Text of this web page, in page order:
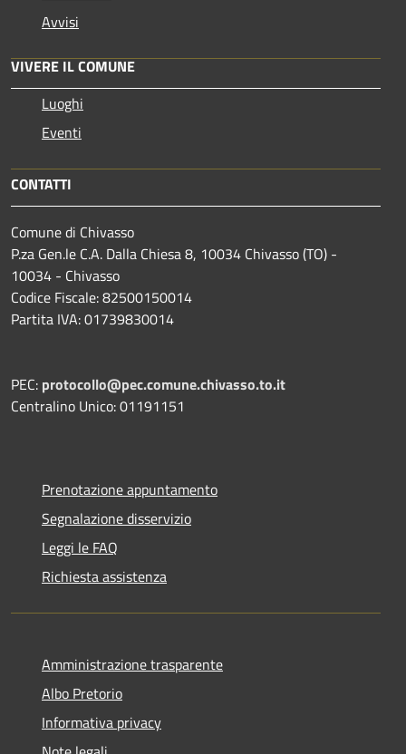
Avvisi
VIVERE IL COMUNE
Luoghi
Eventi
CONTATTI
Comune di Chivasso
P.za Gen.le C.A. Dalla Chiesa 8, 10034 Chivasso (TO) -
10034 - Chivasso
Codice Fiscale: 82500150014
Partita IVA: 01739830014
PEC: protocollo@pec.comune.chivasso.to.it
Centralino Unico: 01191151
Prenotazione appuntamento
Segnalazione disservizio
Leggi le FAQ
Richiesta assistenza
Amministrazione trasparente
Albo Pretorio
Informativa privacy